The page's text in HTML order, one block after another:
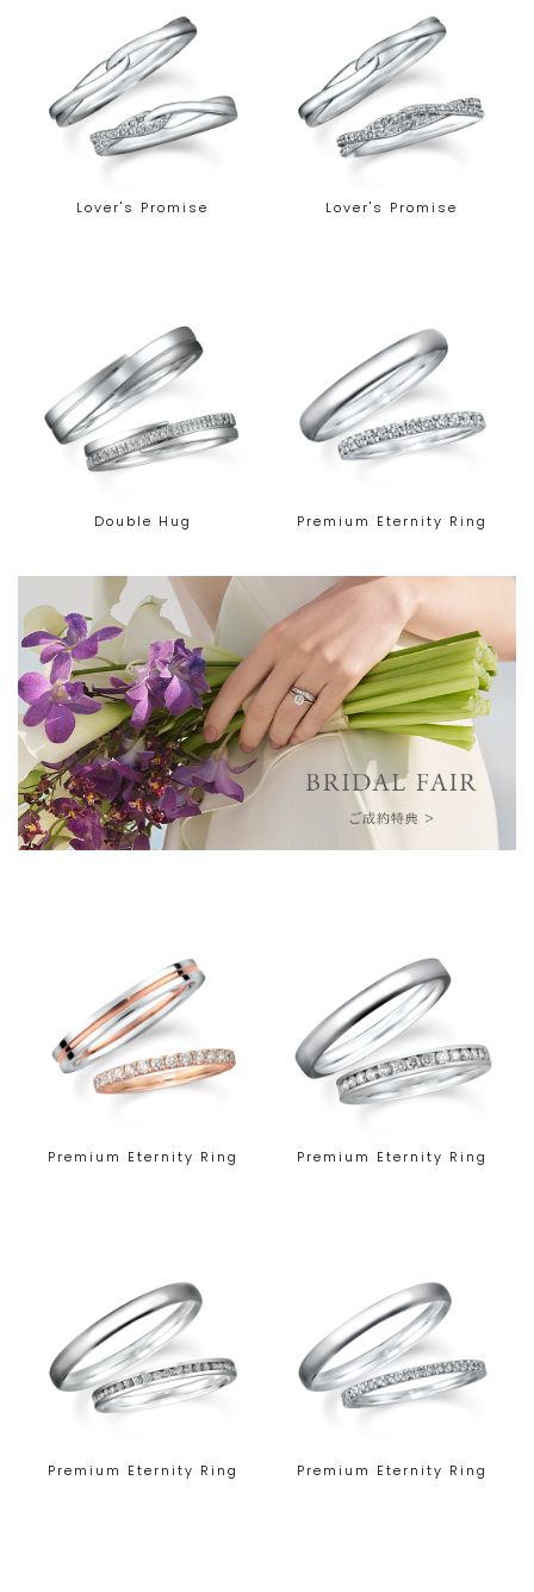
Lover's Promise Lover's Promise
Double Hug Premium Eternity Ring
Premium Eternity Ring Premium Eternity Ring
Premium Eternity Ring Premium Eternity Ring